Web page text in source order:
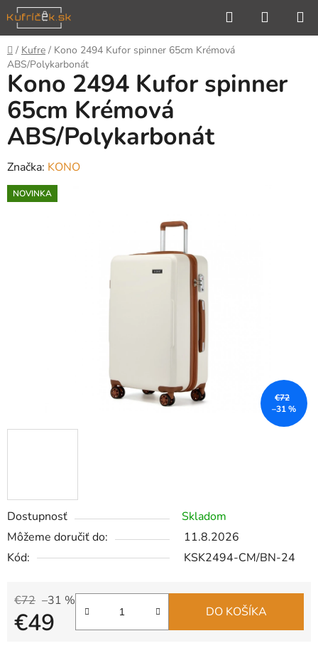
Prejsť
na
obsah
Hľadať
KOŠÍK
Domov
/ Kufre / Kono 2494 Kufor spinner 65cm Krémová
ABS/Polykarbonát
Dostupnosť
Skladom
Môžeme doručiť do:
11.8.2026
Kód:
KSK2494-CM/BN-24
€72 –31 %
€49 DO KOŠÍKA
Kono 2494 Kufor spinner
65cm Krémová
ABS/Polykarbonát
Značka: KONO
NOVINKA
€72
–31 %